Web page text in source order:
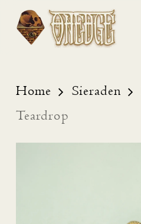
Skip
content
Home Sieraden
Teardrop